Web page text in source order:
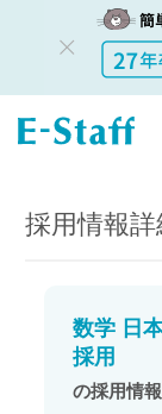
教員採用情
報のイー・
数学 日本語学校の非
採用情報詳
数学 日
採用
の採用情